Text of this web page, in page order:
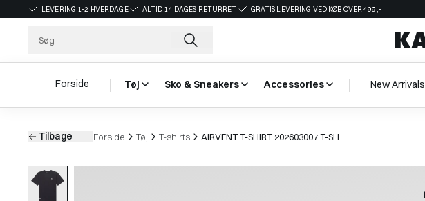
LEVERING 1-2 HVERDAGE ALTID 14 DAGES RETURRET GRATIS LEVERING VED KØB OVER 499,-
Forside Tøj Sko & Sneakers Accessories New Arrivals
Tilbage Forside Tøj T-shirts AIRVENT T-SHIRT 202603007 T-SH